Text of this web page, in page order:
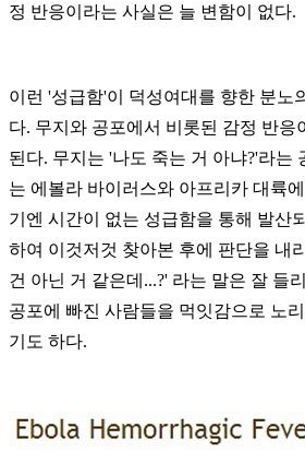
정 반응이라는 사실은 늘 변함이 없다.
이런 '성급함'이 덕성여대를 향한 분노
다. 무지와 공포에서 비롯된 감정 반응
된다. 무지는 '나도 죽는 거 아냐?'라는
는 에볼라 바이러스와 아프리카 대륙
기엔 시간이 없는 성급함을 통해 발산
하여 이것저것 찾아본 후에 판단을 내
건 아닌 거 같은데...?' 라는 말은 잘 들
공포에 빠진 사람들을 먹잇감으로 노
기도 하다.